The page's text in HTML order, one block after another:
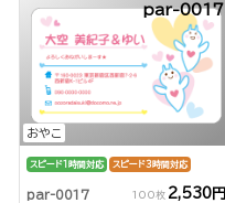
おやこ
par-0017
スピード1時間対応 スピード3時間対応
par-0017 100枚 2,530円